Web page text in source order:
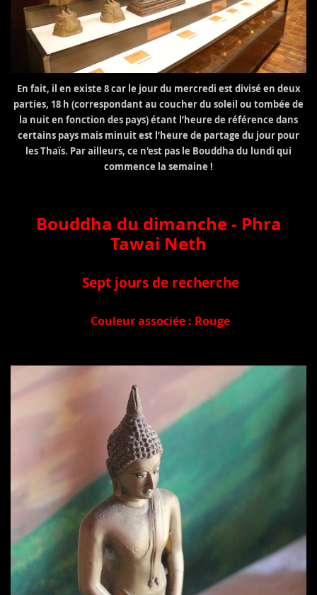
En fait, il en existe 8 car le jour du mercredi est divisé en deux
parties, 18 h (correspondant au coucher du soleil ou tombée de
la nuit en fonction des pays) étant l’heure de référence dans
certains pays mais minuit est l’heure de partage du jour pour
les Thaïs. Par ailleurs, ce n'est pas le Bouddha du lundi qui
commence la semaine !
Bouddha du dimanche - Phra
Tawai Neth
Sept jours de recherche
Couleur associée : Rouge